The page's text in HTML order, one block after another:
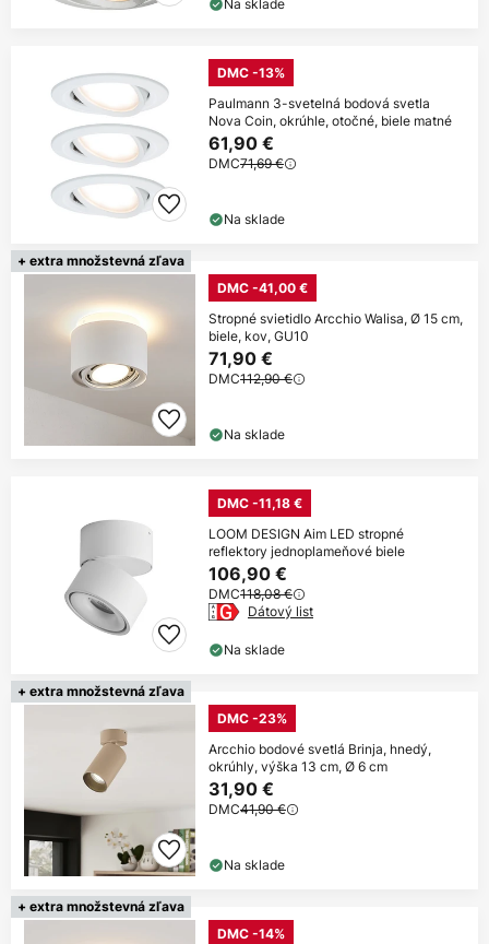
Na sklade
DMC -13%
Paulmann 3-svetelná bodová svetla
Nova Coin, okrúhle, otočné, biele matné
61,90 €
DMC71,69 €
Na sklade
+ extra množstevná zľava
DMC -41,00 €
Stropné svietidlo Arcchio Walisa, Ø 15 cm,
biele, kov, GU10
71,90 €
DMC112,90 €
Na sklade
DMC -11,18 €
LOOM DESIGN Aim LED stropné
reflektory jednoplameňové biele
106,90 €
DMC118,08 €
Dátový list
Na sklade
+ extra množstevná zľava
DMC -23%
Arcchio bodové svetlá Brinja, hnedý,
okrúhly, výška 13 cm, Ø 6 cm
31,90 €
DMC41,90 €
Na sklade
+ extra množstevná zľava
DMC -14%